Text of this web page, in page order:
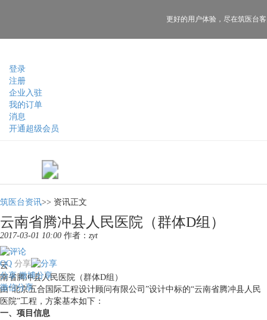
登录
注册
企业入驻
我的订单
消息
开通超级会员
更好的用户体验， 尽在筑医台
筑医台资讯>> 资讯正文
云南省腾冲县人民医院（群体D组）
2017-03-01 10:00 作者： zyt
分享
QQ
分享 微博分享
微信分享
云
南省腾冲县人民医院（群体D组）
由“北京五合国际工程设计顾问有限公司”设计中标的“云南省腾冲县人民
医院”工程，方案基本如下：
一、项目信息